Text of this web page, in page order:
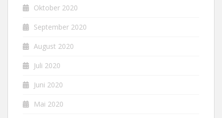
Oktober 2020
September 2020
August 2020
Juli 2020
Juni 2020
Mai 2020